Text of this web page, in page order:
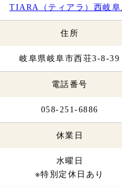
TIARA（ティアラ）西岐阜
住所
岐阜県岐阜市西荘3-8-39
電話番号
058-251-6886
休業日
水曜日
※特別定休日あり